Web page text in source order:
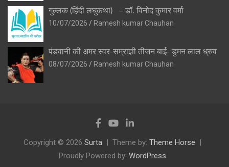
गुल्लक (हिंदी लघुकथा) – डॉ. विनोद कुमार वर्मा
10/07/2026
Ramesh kumar Chauhan
पंडवानी की अमर स्वर-सम्राज्ञी तीजन बाई- डुमन लाल ध्रुव
08/07/2026
Ramesh kumar Chauhan
Copyright © 2026 Surta Theme by: Theme Horse
Proudly Powered by: WordPress